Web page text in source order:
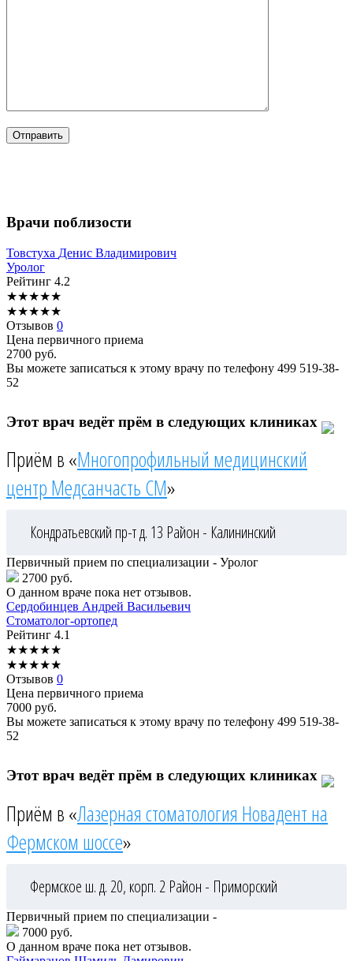
Врачи поблизости
Товстуха Денис Владимирович
Уролог
Рейтинг 4.2
★★★★★
★★★★★
Отзывов 0
Цена первичного приема
2700 руб.
Вы можете записаться к этому врачу по телефону 499 519-38-
52
Этот врач ведёт прём в следующих клиниках
Приём в «Многопрофильный медицинский
центр Медсанчасть СМ»
Кондратьевский пр-т д. 13 Район - Калининский
Первичный прием по специализации - Уролог
2700 руб.
О данном враче пока нет отзывов.
Сердобинцев Андрей Васильевич
Стоматолог-ортопед
Рейтинг 4.1
★★★★★
★★★★★
Отзывов 0
Цена первичного приема
7000 руб.
Вы можете записаться к этому врачу по телефону 499 519-38-
52
Этот врач ведёт прём в следующих клиниках
Приём в «Лазерная стоматология Новадент на
Фермском шоссе»
Фермское ш. д. 20, корп. 2 Район - Приморский
Первичный прием по специализации -
7000 руб.
О данном враче пока нет отзывов.